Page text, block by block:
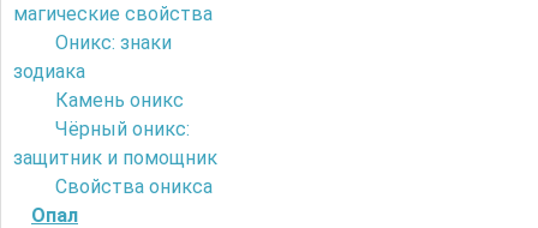
магические свойства
Оникс: знаки
зодиака
Камень оникс
Чёрный оникс:
защитник и помощник
Свойства оникса
Опал